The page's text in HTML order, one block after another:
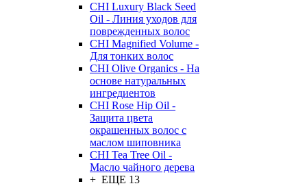
CHI Luxury Black Seed
Oil - Линия уходов для
поврежденных волос
CHI Magnified Volume -
Для тонких волос
CHI Olive Organics - На
основе натуральных
ингредиентов
CHI Rose Hip Oil -
Защита цвета
окрашенных волос с
маслом шиповника
CHI Tea Tree Oil -
Масло чайного дерева
+ ЕЩЕ 13